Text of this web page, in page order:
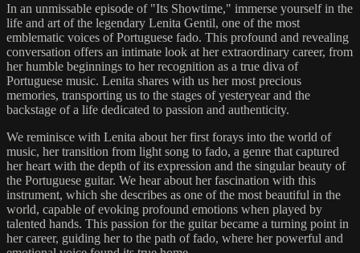
In an unmissable episode of "Its Showtime," immerse yourself in the
life and art of the legendary Lenita Gentil, one of the most
emblematic voices of Portuguese fado. This profound and revealing
conversation offers an intimate look at her extraordinary career, from
her humble beginnings to her recognition as a true diva of
Portuguese music. Lenita shares with us her most precious
memories, transporting us to the stages of yesteryear and the
backstage of a life dedicated to passion and authenticity.
We reminisce with Lenita about her first forays into the world of
music, her transition from light song to fado, a genre that captured
her heart with the depth of its expression and the singular beauty of
the Portuguese guitar. We hear about her fascination with this
instrument, which she describes as one of the most beautiful in the
world, capable of evoking profound emotions when played by
talented hands. This passion for the guitar became a turning point in
her career, guiding her to the path of fado, where her powerful and